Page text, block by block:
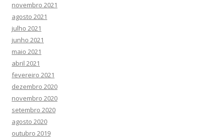
novembro 2021
agosto 2021
julho 2021
junho 2021
maio 2021
abril 2021
fevereiro 2021
dezembro 2020
novembro 2020
setembro 2020
agosto 2020
outubro 2019